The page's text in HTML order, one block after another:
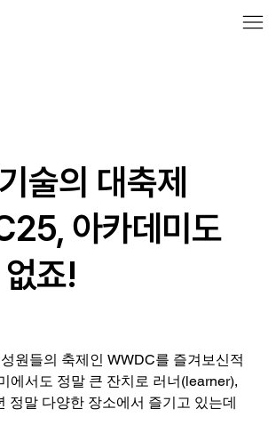
술의 대축제
아카데미도
죠!
원들의 축제인 WWDC를 즐겨보신적
에서도 정말 큰 잔치로 러너(learner),
정말 다양한 장소에서 즐기고 있는데